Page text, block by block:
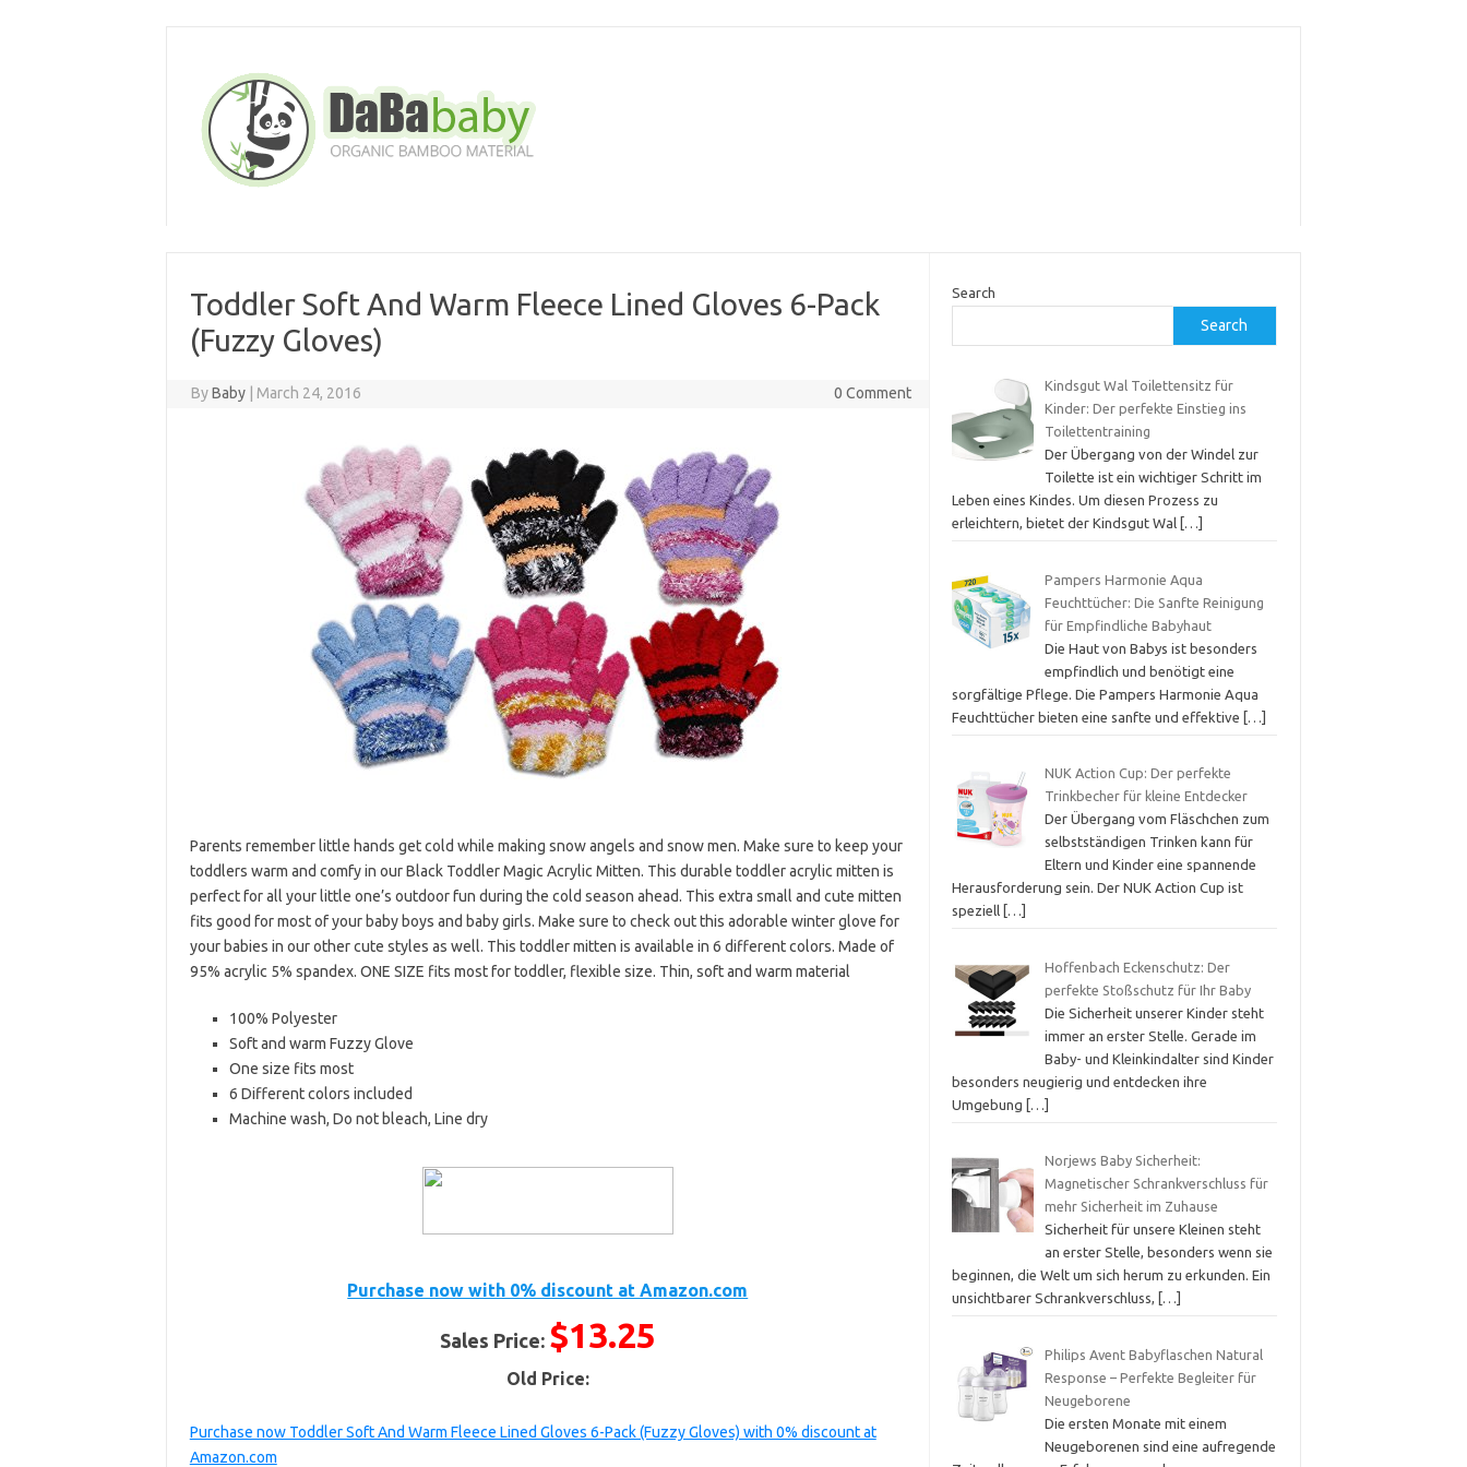
Toddler Soft And Warm Fleece Lined Gloves 6-Pack
(Fuzzy Gloves)
ByBaby March 24, 2016 0 Comment
Parents remember little hands get cold while making snow angels and snow men. Make sure to keep your
toddlers warm and comfy in our Black Toddler Magic Acrylic Mitten. This durable toddler acrylic mitten is
perfect for all your little one’s outdoor fun during the cold season ahead. This extra small and cute mitten
fits good for most of your baby boys and baby girls. Make sure to check out this adorable winter glove for
your babies in our other cute styles as well. This toddler mitten is available in 6 different colors. Made of
95% acrylic 5% spandex. ONE SIZE fits most for toddler, flexible size. Thin, soft and warm material
100% Polyester
Soft and warm Fuzzy Glove
One size fits most
6 Different colors included
Machine wash, Do not bleach, Line dry
Purchase now with 0% discount at Amazon.com
Sales Price: $13.25
Old Price:
Purchase now Toddler Soft And Warm Fleece Lined Gloves 6-Pack (Fuzzy Gloves) with 0% discount at
Amazon.com
Search
Search
Kindsgut Wal Toilettensitz für
Kinder: Der perfekte Einstieg ins
Toilettentraining
Der Übergang von der Windel zur
Toilette ist ein wichtiger Schritt im
Leben eines Kindes. Um diesen Prozess zu
erleichtern, bietet der Kindsgut Wal […]
Pampers Harmonie Aqua
Feuchttücher: Die Sanfte Reinigung
für Empfindliche Babyhaut
Die Haut von Babys ist besonders
empfindlich und benötigt eine
sorgfältige Pflege. Die Pampers Harmonie Aqua
Feuchttücher bieten eine sanfte und effektive […]
NUK Action Cup: Der perfekte
Trinkbecher für kleine Entdecker
Der Übergang vom Fläschchen zum
selbstständigen Trinken kann für
Eltern und Kinder eine spannende
Herausforderung sein. Der NUK Action Cup ist
speziell […]
Hoffenbach Eckenschutz: Der
perfekte Stoßschutz für Ihr Baby
Die Sicherheit unserer Kinder steht
immer an erster Stelle. Gerade im
Baby- und Kleinkindalter sind Kinder
besonders neugierig und entdecken ihre
Umgebung […]
Norjews Baby Sicherheit:
Magnetischer Schrankverschluss für
mehr Sicherheit im Zuhause
Sicherheit für unsere Kleinen steht
an erster Stelle, besonders wenn sie
beginnen, die Welt um sich herum zu erkunden. Ein
unsichtbarer Schrankverschluss,
[…]
Philips Avent Babyflaschen Natural
Response – Perfekte Begleiter für
Neugeborene
Die ersten Monate mit einem
Neugeborenen sind eine aufregende